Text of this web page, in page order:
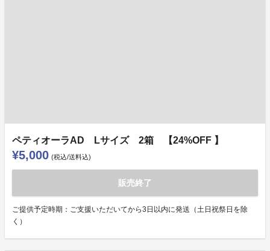
ペティオーラAD Lサイズ 2箱 【24%OFF 】
¥5,000 (税込/送料込)
販売終了
ご提供予定時期：ご支援いただいてから3日以内に発送（土日祝祭日を除
く）